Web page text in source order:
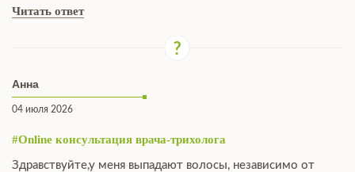
Читать ответ
Анна
04 июля 2026
#Online консультация врача-трихолога
Здравствуйте,у меня выпадают волосы, независимо от